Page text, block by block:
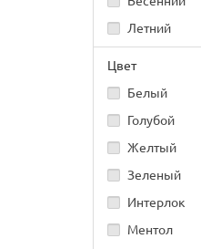
Летний
Цвет
Белый
Голубой
Желтый
Зеленый
Интерлок
Ментол